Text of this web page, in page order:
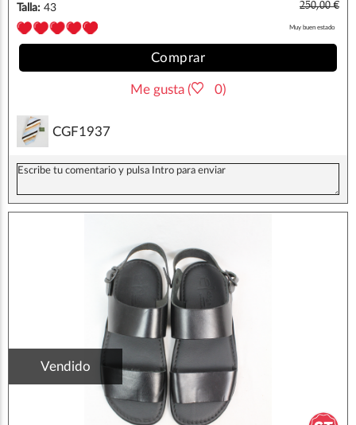
Talla: 43 250,00 €
Muy buen estado
Comprar
Me gusta ( 0)
CGF1937
Vendido